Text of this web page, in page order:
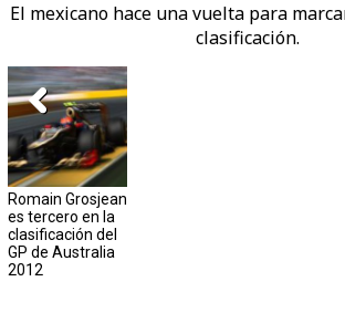
El mexicano hace una vuelta para
clasificación.
Romain Grosjean
es tercero en la
clasificación del
GP de Australia
2012